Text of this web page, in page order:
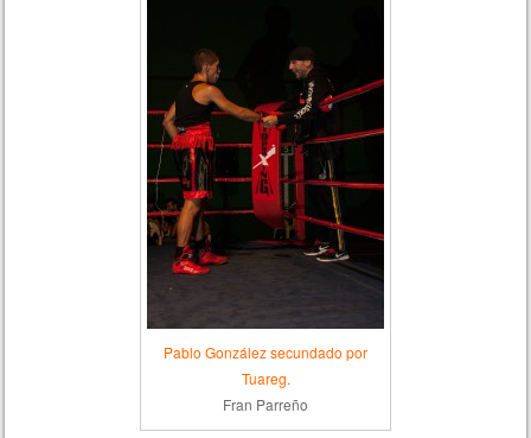
Pablo González secundado por
Tuareg.
Fran Parreño